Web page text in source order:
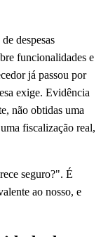
despesas
funcionalidades e
já passou por
exige. Evidência
não obtidas uma
fiscalização real,
seguro?". É
ao nosso, e